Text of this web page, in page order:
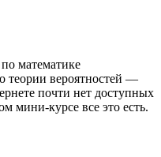
математике
теории вероятностей —
почти нет доступных
мини-курсе все это есть.